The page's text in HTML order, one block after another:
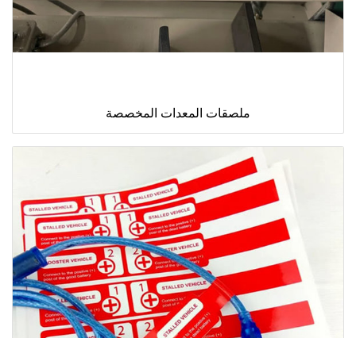
ملصقات المعدات المخصصة